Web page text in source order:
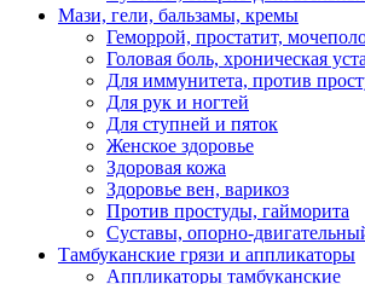
Мази, гели, бальзамы, кремы
Геморрой, простатит,
Головая боль, хроническая
Для иммунитета, против
Для рук и ногтей
Для ступней и пяток
Женское здоровье
Здоровая кожа
Здоровье вен, варикоз
Против простуды, гайморита
Суставы, опорно-
Тамбуканские грязи и аппликаторы
Аппликаторы тамбуканские